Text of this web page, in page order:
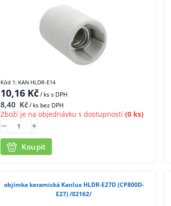
10,16Kč/ kss DPH
8,40 Kč/ ks bez DPH
Zboží je na objednávku s dostupností(0 ks)
Koupit
Kód 1: KAN HLDR-E14
objímka keramická Kanlux HLDR-E27D (CP800D-
E27) /02162/